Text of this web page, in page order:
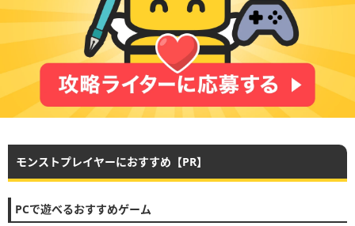
モンストプレイヤーにおすすめ【PR】
PCで遊べるおすすめゲーム